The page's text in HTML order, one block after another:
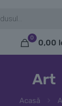
0
0,00
Art
Acasă